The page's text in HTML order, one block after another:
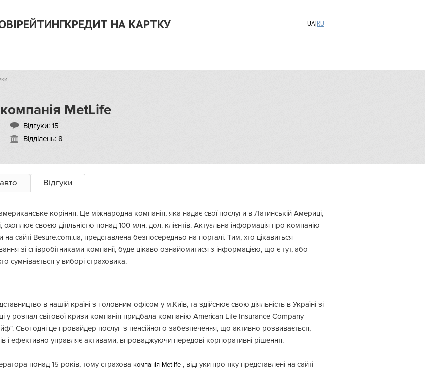
РЕЙТИНГКРЕДИТ НА КАРТКУ UA|RU
MetLife
Відгуки: 15
Відділень: 8
Відгуки
коріння. Це міжнародна компанія, яка надає свої послуги в Латинській Америці,
своєю діяльністю понад 100 млн. дол. клієнтів. Актуальна інформація про компанію
на сайті Besure.com.ua, представлена безпосередньо на порталі. Тим, хто цікавиться
зі співробітниками компанії, буде цікаво ознайомитися з інформацією, що є тут, або
сумнівається у виборі страховика.
в нашій країні з головним офісом у м.Київ, та здійснює свою діяльність в Україні зі
у розпал світової кризи компанія придбала компанію American Life Insurance Company
Сьогодні це провайдер послуг з пенсійного забезпечення, що активно розвивається,
і ефективно управляє активами, впроваджуючи передові корпоративні рішення.
понад 15 років, тому страхова компанія Metlife , відгуки про яку представлені на сайті